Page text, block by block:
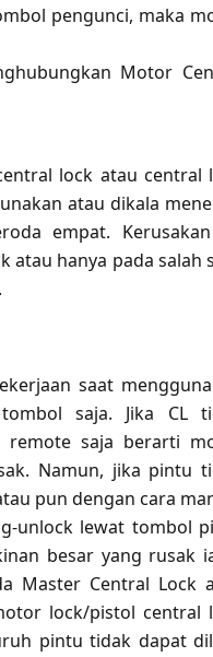
pengunci, maka
Motor
lock atau central
atau dikala
empat.
atau hanya pada salah
saat
saja. Jika CL
remote saja berarti
Namun, jika pintu
pun dengan cara
unlock lewat tombol
besar yang rusak
Master Central Lock
lock/pistol central
pintu tidak dapat